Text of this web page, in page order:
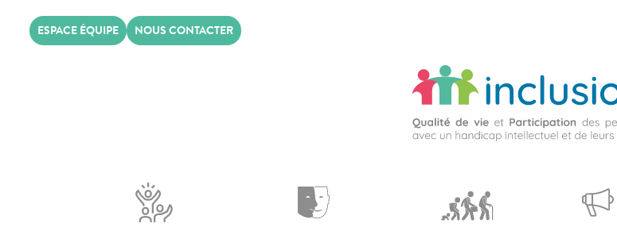
ESPACE ÉQUIPE NOUS CONTACTER